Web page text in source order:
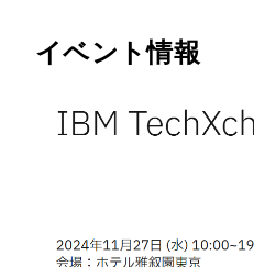
イベント情報